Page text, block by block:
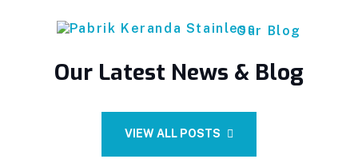
Our Blog
Our Latest News & Blog
VIEW ALL POSTS